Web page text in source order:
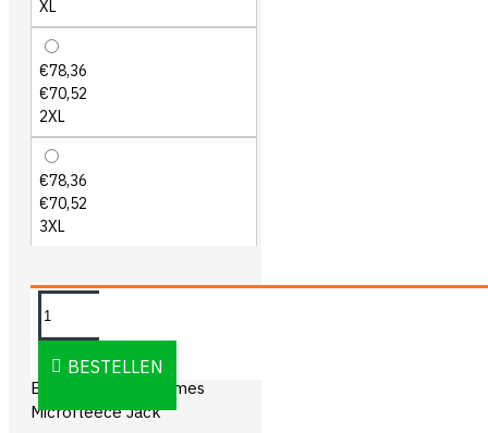
XL
€78,36
€70,52
2XL
€78,36
€70,52
3XL
BESTELLEN
OMSCHRIJVING
Blåkläder 4973 Dames
Microfleece Jack